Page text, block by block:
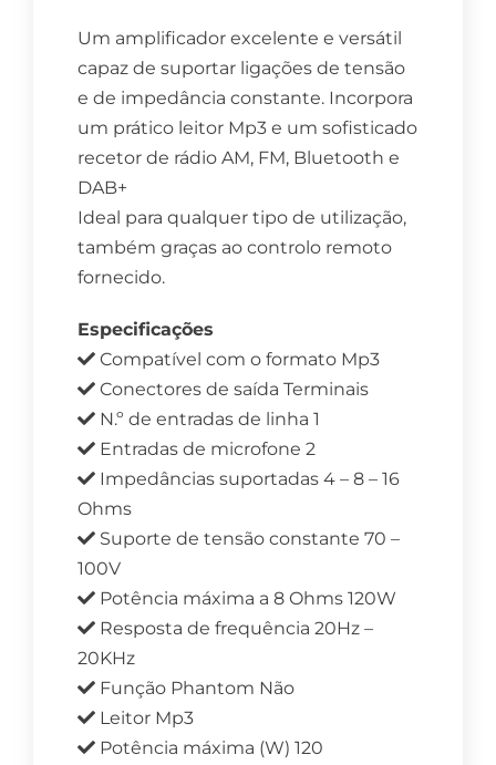
Um amplificador excelente e versátil
capaz de suportar ligações de tensão
e de impedância constante. Incorpora
um prático leitor Mp3 e um sofisticado
recetor de rádio AM, FM, Bluetooth e
DAB+
Ideal para qualquer tipo de utilização,
também graças ao controlo remoto
fornecido.
Especificações
Compatível com o formato Mp3
Conectores de saída Terminais
N.º de entradas de linha 1
Entradas de microfone 2
Impedâncias suportadas 4 – 8 – 16
Ohms
Suporte de tensão constante 70 –
100V
Potência máxima a 8 Ohms 120W
Resposta de frequência 20Hz –
20KHz
Função Phantom Não
Leitor Mp3
Potência máxima (W) 120